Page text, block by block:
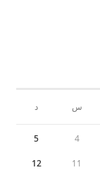
س د
4
5
11
12